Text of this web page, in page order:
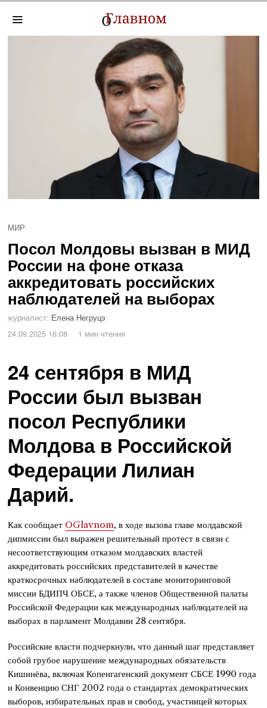
МИР
Посол Молдовы вызван в МИД
России на фоне отказа
аккредитовать российских
наблюдателей на выборах
журналист: Елена Негруцэ
24.09.2025 16:08
1 мин чтения
24 сентября в МИД
России был вызван
посол Республики
Молдова в Российской
Федерации Лилиан
Дарий.
Как сообщает OGlavnom, в ходе вызова главе молдавской
дипмиссии был выражен решительный протест в связи с
несоответствующим отказом молдавских властей
аккредитовать российских представителей в качестве
краткосрочных наблюдателей в составе мониторинговой
миссии БДИПЧ ОБСЕ, а также членов Общественной палаты
Российской Федерации как международных наблюдателей на
выборах в парламент Молдавии 28 сентября.
Российские власти подчеркнули, что данный шаг представляет
собой грубое нарушение международных обязательств
Кишинёва, включая Копенгагенский документ СБСЕ 1990 года
и Конвенцию СНГ 2002 года о стандартах демократических
выборов, избирательных прав и свобод, участницей которых